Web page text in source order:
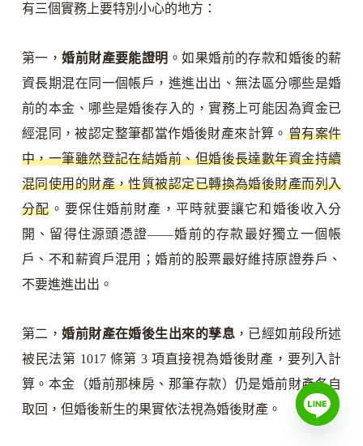
有三個實務上要特別小心的地方：
第一，婚前財產要能證明 。如果婚前的存款和婚後的薪
資長期混在同一個帳戶，進進出出、無法區分哪些是婚
前的本金、哪些是婚後存入的，實務上可能因為資金已
經混同，被認定整筆都當作婚後財產來計算。 曾有案件
中，一筆雖然登記在結婚前、但婚後長達數年資金持續
混同使用的財產，性質被認定已轉換為婚後財產而列入
分配 。要保住婚前財產，平時就要讓它和婚後收入分
開、留得住源頭憑證——婚前的存款最好獨立一個帳
戶、不和薪資戶混用；婚前的股票最好維持原證券戶、
不要進進出出。
第二，婚前財產在婚後生出來的孳息 ，已經如前段所述
被民法第 1017 條第 3 項直接視為婚後財產，要列入計
算。本金（婚前那棟房、那筆存款）仍是婚前財產各自
取回，但婚後新生的果實依法視為婚後財產。